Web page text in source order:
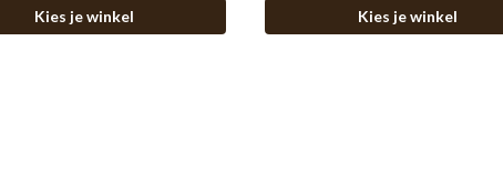
Kies je winkel Kies je winkel